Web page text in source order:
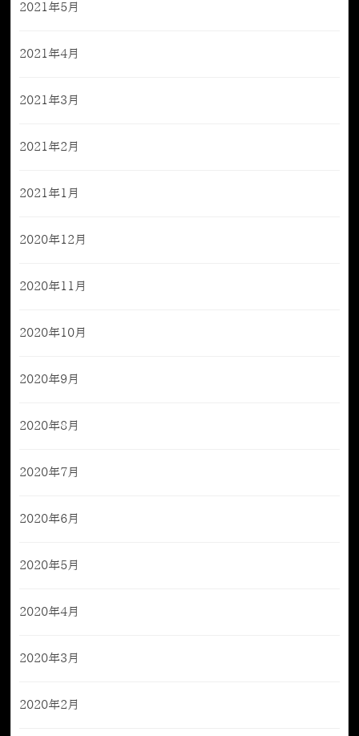
2021年5月
2021年4月
2021年3月
2021年2月
2021年1月
2020年12月
2020年11月
2020年10月
2020年9月
2020年8月
2020年7月
2020年6月
2020年5月
2020年4月
2020年3月
2020年2月